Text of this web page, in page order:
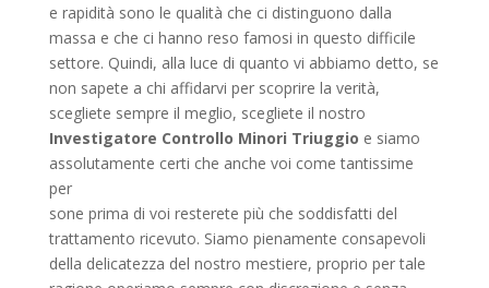
e rapidità sono le qualità che ci distinguono dalla
massa e che ci hanno reso famosi in questo difficile
settore. Quindi, alla luce di quanto vi abbiamo detto, se
non sapete a chi affidarvi per scoprire la verità,
scegliete sempre il meglio, scegliete il nostro
Investigatore Controllo Minori Triuggio e siamo
assolutamente certi che anche voi come tantissime
per
sone prima di voi resterete più che soddisfatti del
trattamento ricevuto. Siamo pienamente consapevoli
della delicatezza del nostro mestiere, proprio per tale